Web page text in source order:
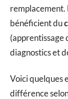
remplacement.
bénéficient du
(apprentissage
diagnostics et
Voici quelques
différence